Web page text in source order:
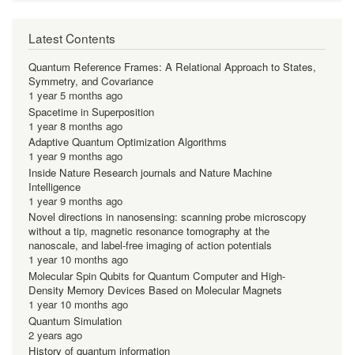
Latest Contents
Quantum Reference Frames: A Relational Approach to States,
Symmetry, and Covariance
1 year 5 months ago
Spacetime in Superposition
1 year 8 months ago
Adaptive Quantum Optimization Algorithms
1 year 9 months ago
Inside Nature Research journals and Nature Machine
Intelligence
1 year 9 months ago
Novel directions in nanosensing: scanning probe microscopy
without a tip, magnetic resonance tomography at the
nanoscale, and label-free imaging of action potentials
1 year 10 months ago
Molecular Spin Qubits for Quantum Computer and High-
Density Memory Devices Based on Molecular Magnets
1 year 10 months ago
Quantum Simulation
2 years ago
History of quantum information